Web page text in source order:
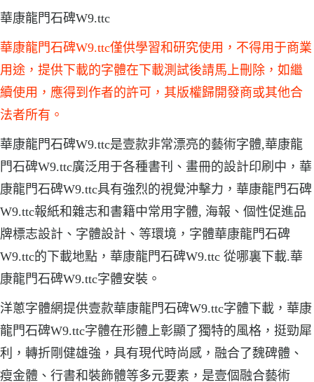
華康龍門石碑W9.ttc
華康龍門石碑W9.ttc僅供學習和研究使用，不得用于商業
用途，提供下載的字體在下載測試後請馬上刪除，如繼
續使用，應得到作者的許可，其版權歸開發商或其他合
法者所有。
華康龍門石碑W9.ttc是壹款非常漂亮的藝術字體,華康龍
門石碑W9.ttc廣泛用于各種書刊、畫冊的設計印刷中，華
康龍門石碑W9.ttc具有強烈的視覺沖擊力，華康龍門石碑
W9.ttc報紙和雜志和書籍中常用字體, 海報、個性促進品
牌標志設計、字體設計、等環境，字體華康龍門石碑
W9.ttc的下載地點，華康龍門石碑W9.ttc 從哪裏下載.華
康龍門石碑W9.ttc字體安裝。
洋蔥字體網提供壹款華康龍門石碑W9.ttc字體下載，華康
龍門石碑W9.ttc字體在形體上彰顯了獨特的風格，挺勁犀
利，轉折剛健雄強，具有現代時尚感，融合了魏碑體、
瘦金體、行書和裝飾體等多元要素，是壹個融合藝術